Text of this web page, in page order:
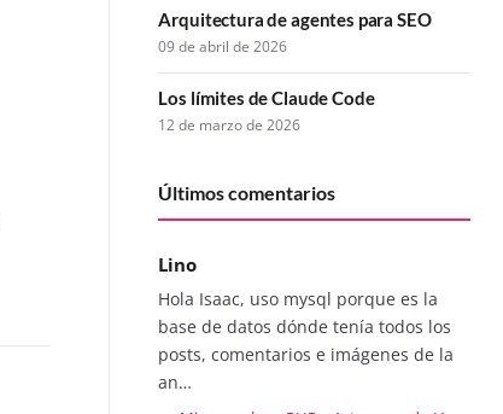
Arquitectura de agentes para SEO
09 de abril de 2026
Los límites de Claude Code
12 de marzo de 2026
Últimos comentarios
Lino
Hola Isaac, uso mysql porque es la
base de datos dónde tenía todos los
posts, comentarios e imágenes de la
an…